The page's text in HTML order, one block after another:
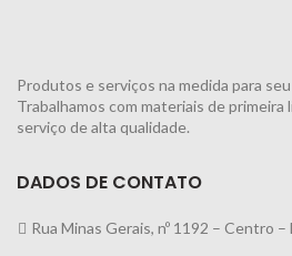
Produtos e serviços na medida para
Trabalhamos com materiais de primeira
serviço de alta qualidade.
DADOS DE CONTATO
Rua Minas Gerais, nº 1192 – Centro